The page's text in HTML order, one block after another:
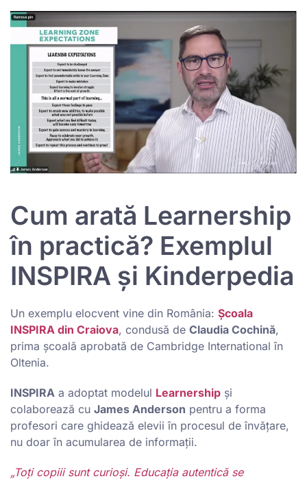
Cum arată Learnership
în practică? Exemplul
INSPIRA și Kinderpedia
Un exemplu elocvent vine din România: Școala
INSPIRA din Craiova, condusă de Claudia Cochină,
prima școală aprobată de Cambridge International în
Oltenia.
INSPIRA a adoptat modelul Learnership și
colaborează cu James Anderson pentru a forma
profesori care ghidează elevii în procesul de învățare,
nu doar în acumularea de informații.
„Toți copiii sunt curioși. Educația autentică se